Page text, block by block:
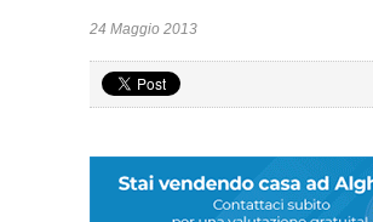
24 Maggio 2013